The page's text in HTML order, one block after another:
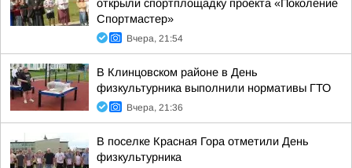
открыли спортплощадку проекта «Поколение
Спортмастер»
Вчера, 21:54
В Клинцовском районе в День
физкультурника выполнили нормативы ГТО
Вчера, 21:36
В поселке Красная Гора отметили День
физкультурника